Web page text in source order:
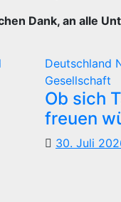
Dank, an alle
Deutschland
Gesellschaft
Ob sich
freuen
30. Juli